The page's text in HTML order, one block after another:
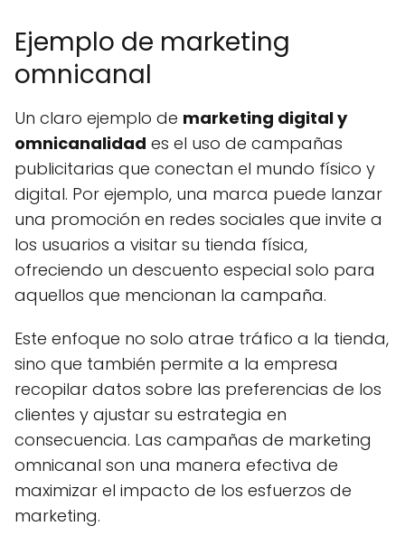
Ejemplo de marketing
omnicanal
Un claro ejemplo de marketing digital y
omnicanalidad es el uso de campañas
publicitarias que conectan el mundo físico y
digital. Por ejemplo, una marca puede lanzar
una promoción en redes sociales que invite a
los usuarios a visitar su tienda física,
ofreciendo un descuento especial solo para
aquellos que mencionan la campaña.
Este enfoque no solo atrae tráfico a la tienda,
sino que también permite a la empresa
recopilar datos sobre las preferencias de los
clientes y ajustar su estrategia en
consecuencia. Las campañas de marketing
omnicanal son una manera efectiva de
maximizar el impacto de los esfuerzos de
marketing.